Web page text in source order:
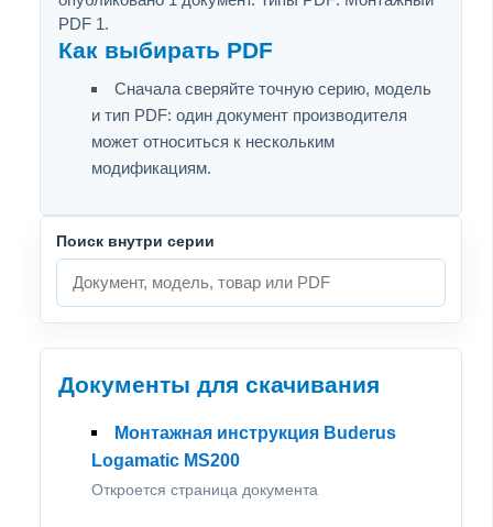
PDF 1.
Как выбирать PDF
Сначала сверяйте точную серию, модель
и тип PDF: один документ производителя
может относиться к нескольким
модификациям.
Поиск внутри серии
Документы для скачивания
Монтажная инструкция Buderus
Logamatic MS200
Откроется страница документа